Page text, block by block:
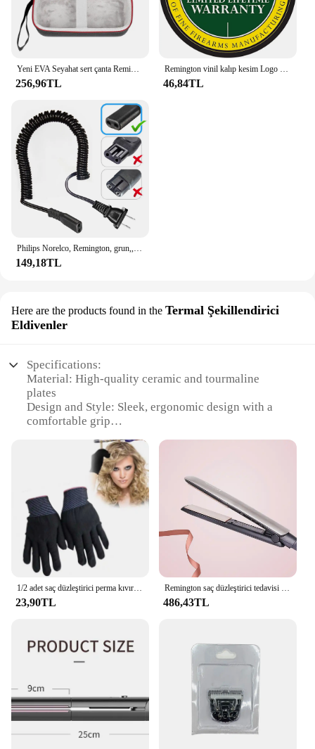
Yeni EVA Seyahat sert çanta Remington F5-5800 Şarj Edilebilir Folyo Interceptor Tıraş Teknolojisi şarj cihazı ile
256,96TL
Remington vinil kalıp kesim Logo çıkartması abd bayrağı Oval yaratıcı tamir Sticker araba vücut dekorasyon kulübü çıkartması
46,84TL
Philips Norelco, Remington, grun,, Braun, Eltron Shaver şarj kablosu elektrikli traş makineleri Razors kablosu için % elektrik fişi uyumlu
149,18TL
Here are the products found in the Termal Şekillendirici
Eldivenler
Specifications:
Material: High-quality ceramic and tourmaline
plates
Design and Style: Sleek, ergonomic design with a
comfortable grip
curling, and waving
Performance and Property: Advanced ionic
technology for smoother, shinier hair
Parts and Accessories: Includes a heat-resistant
glove for safe styling
Applicable People: Suitable for all hair types and
lengths
Features:
|Remington Saç Düzleştirici 9895|Vendors|
**Advanced Styling Technology**
hairstyles at home. The ceramic and tourmaline
plates are engineered to emit negative ions, which
work to seal the hair cuticles and reduce frizz,
leaving your locks smooth and shiny. The advanced
ionic technology not only enhances the hair's
natural texture but also helps to lock in moisture,
reducing the risk of damage during styling.
1/2 adet saç düzleştirici perma kıvırma kuaför isıya dayanıklı parmak eldiven saç bakımı şekillendirme araçları termal şekillendirici eldiven
23,90TL
Remington saç düzleştirici tedavisi iyon saç düzleştirici ve seramik plakalar dijital yüksek 450F sıcaklık ile düzleştirici
486,43TL